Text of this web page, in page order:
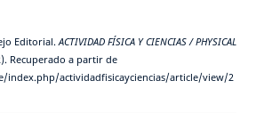
Editorial. ACTIVIDAD FÍSICA Y CIENCIAS / PHYSICAL
Recuperado a partir de
index.php/actividadfisicayciencias/article/view/2